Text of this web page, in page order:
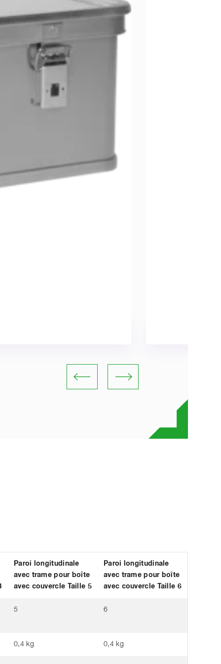
Paroi longitudinale
avec trame pour boîte
avec couvercle Taille 5
Paroi longitudinale
avec trame pour boîte
avec couvercle Taille 6
5 6
0,4 kg 0,4 kg